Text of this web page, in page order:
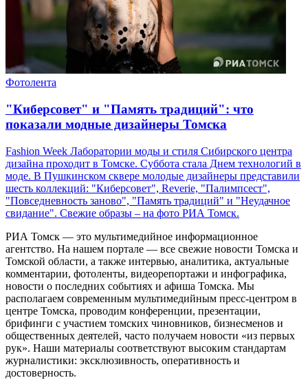
Фотолента
"Киберсовет" и "Память традиций": что
показали модные дизайнеры Томска
Fashion Week Лаборатории моды и стиля Сибирского центра
дизайна проходит в Томске. Суббота стала Днем технологий в
моде. В Пушкинском сквере молодые дизайнеры представили
шесть коллекций: "Киберсовет", Reverie, "Палимпсест",
"Повседневность заново", "Память традиций" и "Неудачное
свидание". Свежие образы – на фото РИА Томск.
РИА Томск — это мультимедийное информационное
агентство. На нашем портале — все свежие новости Томска и
Томской области, а также интервью, аналитика, актуальные
комментарии, фотоленты, видеорепортажи и инфографика,
новости о последних событиях и афиша Томска. Мы
располагаем современным мультимедийным пресс-центром в
центре Томска, проводим конференции, презентации,
брифинги с участием томских чиновников, бизнесменов и
общественных деятелей, часто получаем новости «из первых
рук». Наши материалы соответствуют высоким стандартам
журналистики: эксклюзивность, оперативность и
достоверность.